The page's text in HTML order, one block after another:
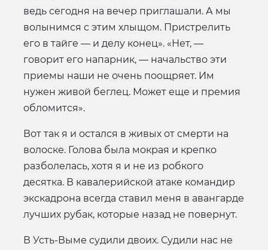
ведь сегодня на вечер приглашали. А мы
волынимся с этим хлыщом. Пристрелить
его в тайге — и делу конец». «Нет, —
говорит его напарник, — начальство эти
приемы наши не очень поощряет. Им
нужен живой беглец. Может еще и премия
обломится».
Вот так я и остался в живых от смерти на
волоске. Голова была мокрая и крепко
разболелась, хотя я и не из робкого
десятка. В кавалерийской атаке командир
экскадрона всегда ставил меня в авангарде
лучших рубак, которые назад не повернут.
В Усть-Выме судили двоих. Судили нас не